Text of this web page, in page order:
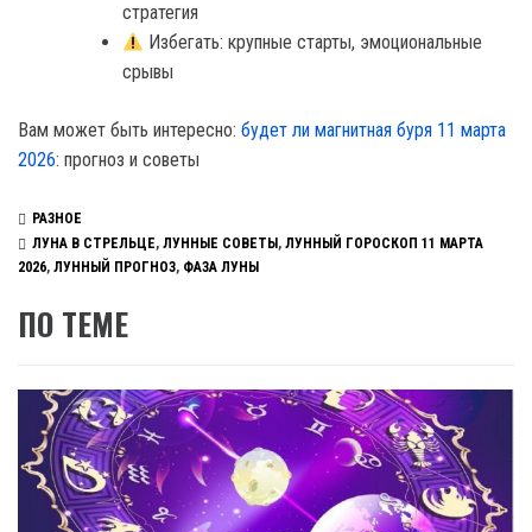
стратегия
Избегать: крупные старты, эмоциональные
срывы
Вам может быть интересно: будет ли магнитная буря 11 марта
2026: прогноз и советы
РАЗНОЕ
ЛУНА В СТРЕЛЬЦЕ, ЛУННЫЕ СОВЕТЫ , ЛУННЫЙ ГОРОСКОП 11 МАРТА
2026, ЛУННЫЙ ПРОГНОЗ, ФАЗА ЛУНЫ
ПО ТЕМЕ